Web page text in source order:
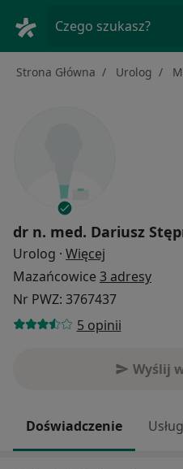
Czego szukasz?
Strona Główna Urolog
dr n. med. Dariusz
Urolog · Więcej
Mazańcowice 3 adresy
Nr PWZ: 3767437
5 opinii
Wyślij
Doświadczenie